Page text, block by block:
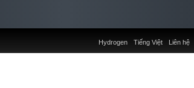
Liên hệ
Hydrogen Tiếng Việt